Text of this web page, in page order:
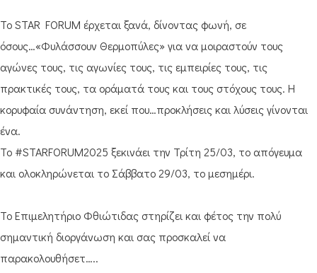
Το STAR FORUM έρχεται ξανά, δίνοντας φωνή, σε
όσους…«Φυλάσσουν Θερμοπύλες» για να μοιραστούν τους
αγώνες τους, τις αγωνίες τους, τις εμπειρίες τους, τις
πρακτικές τους, τα οράματά τους και τους στόχους τους. Η
κορυφαία συνάντηση, εκεί που…προκλήσεις και λύσεις γίνονται
ένα.
Το #STARFORUM2025 ξεκινάει την Τρίτη 25/03, το απόγευμα
και ολοκληρώνεται το Σάββατο 29/03, το μεσημέρι.
Το Επιμελητήριο Φθιώτιδας στηρίζει και φέτος την πολύ
σημαντική διοργάνωση και σας προσκαλεί να
παρακολουθήσετ…..